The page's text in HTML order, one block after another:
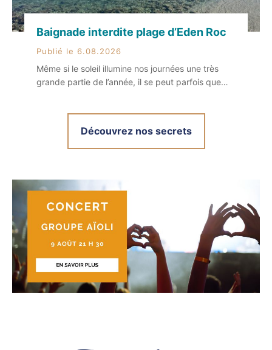
Baignade interdite plage d’Eden Roc
Publié le 6.08.2026
Même si le soleil illumine nos journées une très
grande partie de l’année, il se peut parfois que
souvent une interdiction de la baignade sur
certaines plages de la commune. […]
Découvrez nos secrets